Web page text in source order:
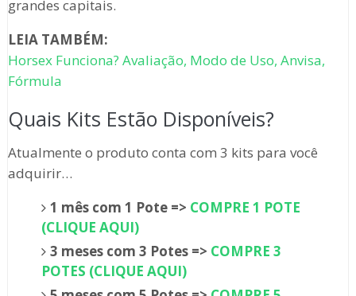
grandes capitais.
LEIA TAMBÉM:
Horsex Funciona? Avaliação, Modo de Uso, Anvisa,
Fórmula
Quais Kits Estão Disponíveis?
Atualmente o produto conta com 3 kits para você
adquirir…
1 mês com 1 Pote => COMPRE 1 POTE
(CLIQUE AQUI)
3 meses com 3 Potes => COMPRE 3
POTES (CLIQUE AQUI)